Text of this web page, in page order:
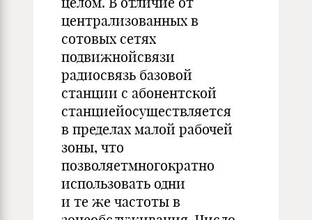
централизованных в
сотовых сетях
подвижнойсвязи
радиосвязь базовой
станции с абонентской
станциейосуществляется
в пределах малой рабочей
зоны, что
позволяетмногократно
использовать одни
и те же частоты в